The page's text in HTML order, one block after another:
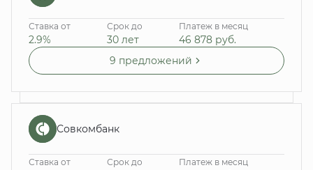
Ставка от
2.9%
Срок до
30 лет
Платеж в месяц
46 878 руб.
9 предложений
Совкомбанк
Ставка от Срок до Платеж в месяц